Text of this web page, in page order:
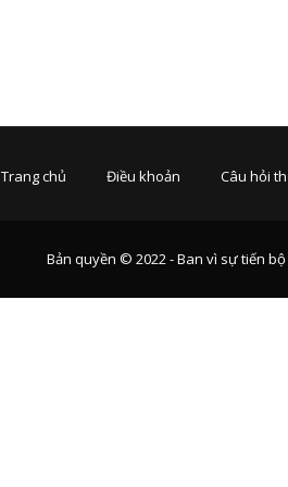
Trang chủ Điều khoản Câu hỏi
Bản quyền © 2022 - Ban vì sự tiến bộ